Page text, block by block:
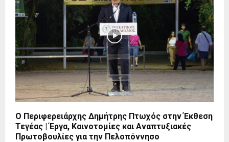
Ο Περιφερειάρχης Δημήτρης Πτωχός στην Έκθεση
Τεγέας | Έργα, Καινοτομίες και Αναπτυξιακές
Πρωτοβουλίες για την Πελοπόννησο